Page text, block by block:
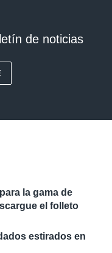
de noticias
la gama de
el folleto
estirados en